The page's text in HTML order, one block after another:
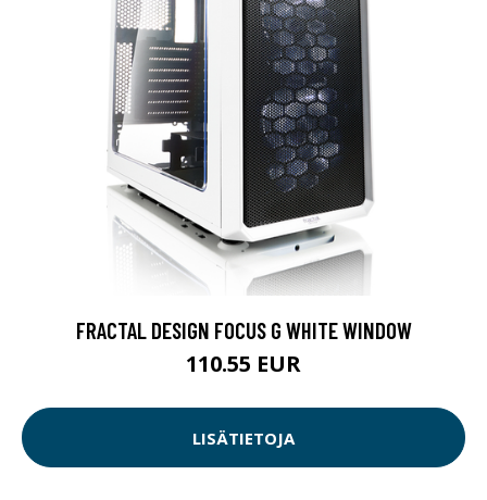
FRACTAL DESIGN FOCUS G WHITE WINDOW
110.55 EUR
LISÄTIETOJA